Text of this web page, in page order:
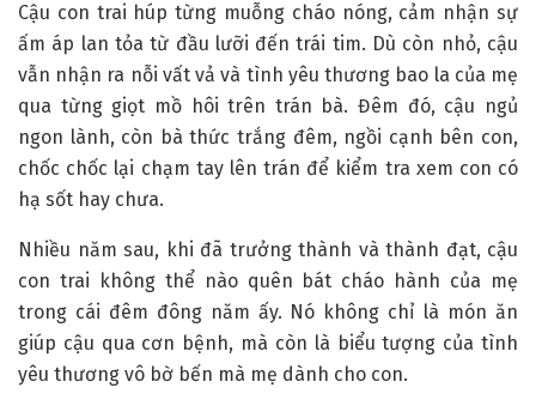
Cậu con trai húp từng muỗng cháo nóng, cảm nhận sự
ấm áp lan tỏa từ đầu lưỡi đến trái tim. Dù còn nhỏ, cậu
vẫn nhận ra nỗi vất vả và tình yêu thương bao la của mẹ
qua từng giọt mồ hôi trên trán bà. Đêm đó, cậu ngủ
ngon lành, còn bà thức trắng đêm, ngồi cạnh bên con,
chốc chốc lại chạm tay lên trán để kiểm tra xem con có
hạ sốt hay chưa.
Nhiều năm sau, khi đã trưởng thành và thành đạt, cậu
con trai không thể nào quên bát cháo hành của mẹ
trong cái đêm đông năm ấy. Nó không chỉ là món ăn
giúp cậu qua cơn bệnh, mà còn là biểu tượng của tình
yêu thương vô bờ bến mà mẹ dành cho con.